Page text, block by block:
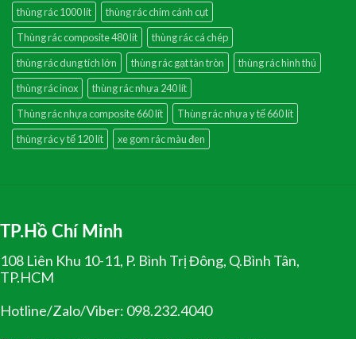
thùng rác 1000 lít
thùng rác chim cánh cụt
Thùng rác composite 480 lít
thùng rác cá chép
thùng rác dung tích lớn
thùng rác gạt tàn tròn
thùng rác hình thú
thùng rác inox
thùng rác nhựa 240 lít
Thùng rác nhựa composite 660 lít
Thùng rác nhựa y tế 660 lít
thùng rác y tế 120 lít
xe gom rác màu đen
TP.Hồ Chí Minh
108 Liên Khu 10-11, P. Bình Trị Đông, Q.Bình Tân,
TP.HCM
Hotline/Zalo/Viber: 098.232.4040